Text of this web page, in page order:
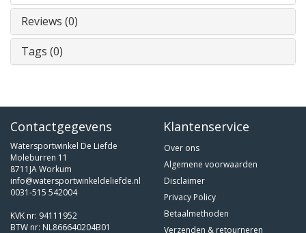
Reviews (0)
Tags (0)
Contactgegevens
Watersportwinkel De Liefde
Moleburren 11
8711JA Workum
info@watersportwinkeldeliefde.nl
0031-515 542004
KVK nr: 94111952
BTW nr: NL866640204B01
Klantenservice
Over ons
Algemene voorwaarden
Disclaimer
Privacy Policy
Betaalmethoden
Verzenden & retourneren